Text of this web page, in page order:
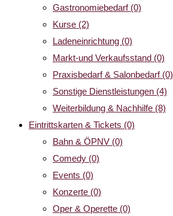
Gastronomiebedarf (0)
Kurse (2)
Ladeneinrichtung (0)
Markt-und Verkaufsstand (0)
Praxisbedarf & Salonbedarf (0)
Sonstige Dienstleistungen (4)
Weiterbildung & Nachhilfe (8)
Eintrittskarten & Tickets (0)
Bahn & ÖPNV (0)
Comedy (0)
Events (0)
Konzerte (0)
Oper & Operette (0)